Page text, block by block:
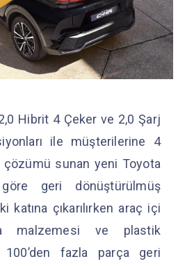
Hibrit 4 Çeker ve 2,0 Şarj
ile müşterilerine 4
sunan yeni Toyota
geri dönüştürülmüş
katına çıkarılırken araç içi
malzemesi ve plastik
100’den fazla parça geri